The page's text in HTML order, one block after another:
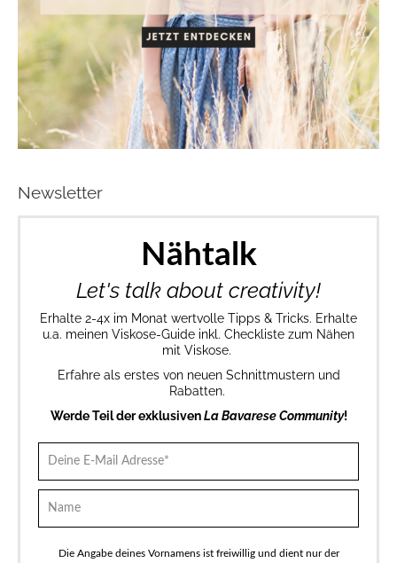
Newsletter
Nähtalk
Let's talk about creativity!
Erhalte 2-4x im Monat wertvolle Tipps & Tricks. Erhalte
u.a. meinen Viskose-Guide inkl. Checkliste zum Nähen
mit Viskose.
Erfahre als erstes von neuen Schnittmustern und
Rabatten.
Werde Teil der exklusivenLa Bavarese Community!
Die Angabe deines Vornamens ist freiwillig und dient nur der